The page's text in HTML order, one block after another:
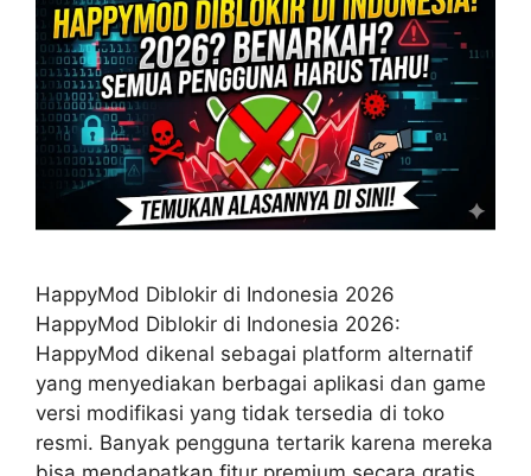
HappyMod Diblokir di Indonesia 2026
HappyMod Diblokir di Indonesia 2026:
HappyMod dikenal sebagai platform alternatif
yang menyediakan berbagai aplikasi dan game
versi modifikasi yang tidak tersedia di toko
resmi. Banyak pengguna tertarik karena mereka